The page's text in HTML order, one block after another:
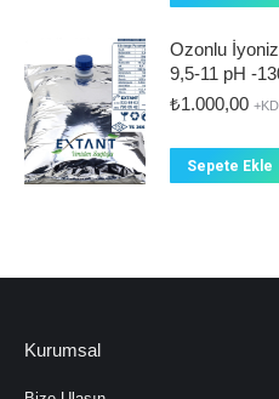
Ozonlu
9,5-11 pH -
₺1.000,00
Sepete Ekle
Kurumsal